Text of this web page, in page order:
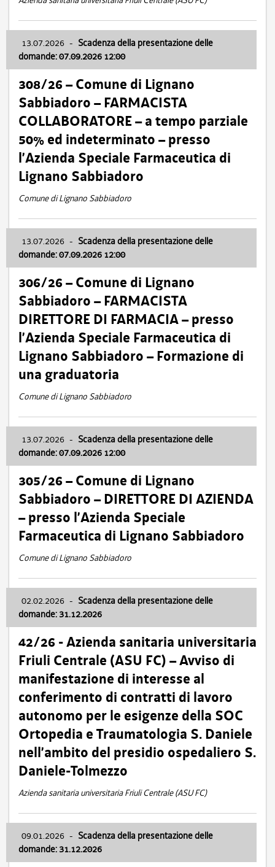
13.07.2026 - Scadenza della presentazione delle
domande: 07.09.2026 12:00
308/26 – Comune di Lignano
Sabbiadoro – FARMACISTA
COLLABORATORE – a tempo parziale
50% ed indeterminato – presso
l’Azienda Speciale Farmaceutica di
Lignano Sabbiadoro
Comune di Lignano Sabbiadoro
13.07.2026 - Scadenza della presentazione delle
domande: 07.09.2026 12:00
306/26 – Comune di Lignano
Sabbiadoro – FARMACISTA
DIRETTORE DI FARMACIA – presso
l’Azienda Speciale Farmaceutica di
Lignano Sabbiadoro – Formazione di
una graduatoria
Comune di Lignano Sabbiadoro
13.07.2026 - Scadenza della presentazione delle
domande: 07.09.2026 12:00
305/26 – Comune di Lignano
Sabbiadoro – DIRETTORE DI AZIENDA
– presso l’Azienda Speciale
Farmaceutica di Lignano Sabbiadoro
Comune di Lignano Sabbiadoro
02.02.2026 - Scadenza della presentazione delle
domande: 31.12.2026
42/26 - Azienda sanitaria universitaria
Friuli Centrale (ASU FC) – Avviso di
manifestazione di interesse al
conferimento di contratti di lavoro
autonomo per le esigenze della SOC
Ortopedia e Traumatologia S. Daniele
nell’ambito del presidio ospedaliero S.
Daniele-Tolmezzo
Azienda sanitaria universitaria Friuli Centrale (ASU FC)
09.01.2026 - Scadenza della presentazione delle
domande: 31.12.2026